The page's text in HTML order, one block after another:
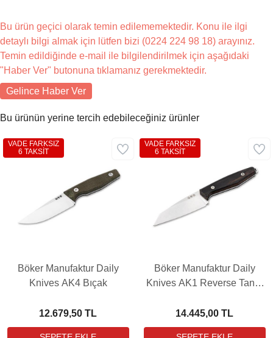
Bu ürün geçici olarak temin edilememektedir. Konu ile ilgi
detaylı bilgi almak için lütfen bizi (0224 224 98 18) arayınız.
Temin edildiğinde e-mail ile bilgilendirilmek için aşağıdaki
"Haber Ver" butonuna tıklamanız gerekmektedir.
Gelince Haber Ver
Bu ürünün yerine tercih edebileceğiniz ürünler
Böker Manufaktur Daily
Knives AK4 Bıçak
12.679,50 TL
VADE FARKSIZ
6 TAKSİT
Böker Manufaktur Daily
Knives AK1 Reverse Tanto
14.445,00 TL
VADE FARKSIZ
6 TAKSİT